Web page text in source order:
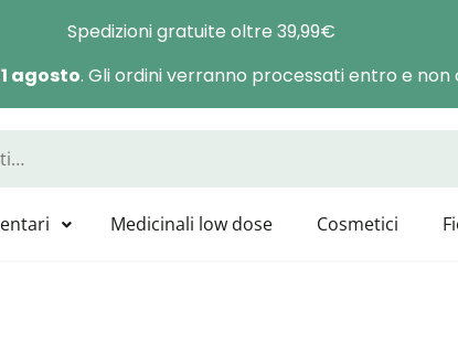
Spedizioni gratuite oltre 39,99€
agosto. Gli ordini verranno processati entro e non
i prodotti GUNA, HEEL, LABOLIFE, SYMBIOFARM,
Medicinali low dose Cosmetici